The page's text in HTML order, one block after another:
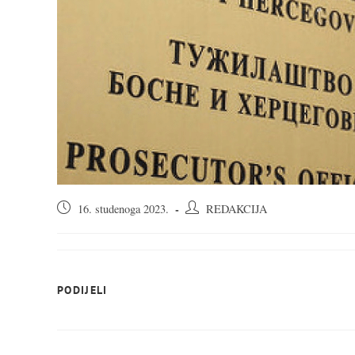
Objava16. studenoga 2023.
AutorREDAKCIJA
PODIJELI